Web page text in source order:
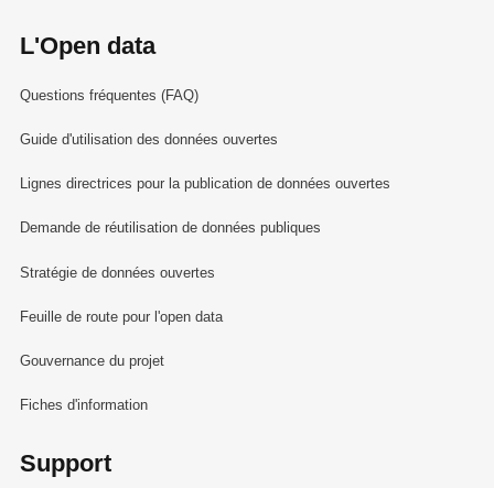
L'Open data
Questions fréquentes (FAQ)
Guide d'utilisation des données ouvertes
Lignes directrices pour la publication de données ouvertes
Demande de réutilisation de données publiques
Stratégie de données ouvertes
Feuille de route pour l'open data
Gouvernance du projet
Fiches d'information
Support